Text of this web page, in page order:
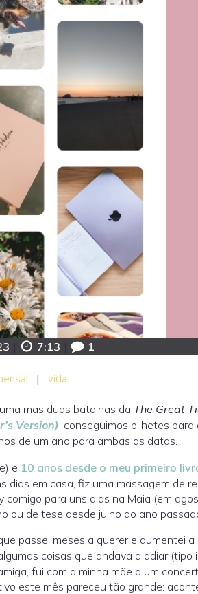
7:13 1
| vida
mas duas batalhas da The Great
Version), conseguimos bilhetes
de um ano para ambas as datas.
e 10 anos desde o meu primeiro
dias em casa, fiz uma massagem de
para uns dias na Maia (em
ou de tese desde julho do ano
passei meses a querer e aumentei
coisas que andava a adiar (tipo
fui com a minha mãe a um
este mês pareceu tão grande: